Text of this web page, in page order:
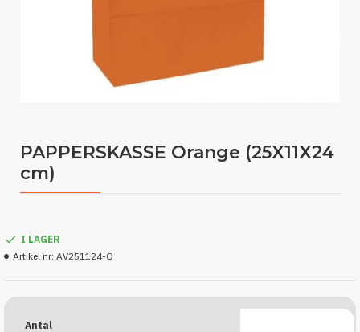
PAPPERSKASSE Orange (25X11X24
cm)
I LAGER
Artikel nr: AV251124-O
Antal